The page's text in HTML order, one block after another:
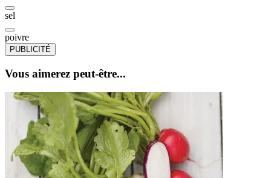
sel
poivre
PUBLICITÉ
Vous aimerez peut-être...